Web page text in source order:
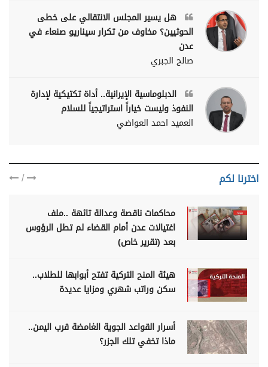
هل يسير المجلس الانتقالي على خطى
الحوثيين؟ مخاوف من تكرار سيناريو صنعاء في
عدن
صالح الجبري
الدبلوماسية الإيرانية.. أداة تكتيكية لإدارة
النفوذ وليست خياراً استراتيجياً للسلام
العميد احمد العواضي
اخترنا لكم /
محاكمات ناقصة وعدالة تائهة ..ملف
اغتيالات عدن أمام القضاء لم تطل الرؤوس
بعد (تقرير خاص)
هيئة المنح التركية تفتح أبوابها للطلاب..
سكن وراتب شهري ومزايا عديدة
أسرار القواعد الجوية الغامضة قرب اليمن..
ماذا تخفي تلك الجزر؟